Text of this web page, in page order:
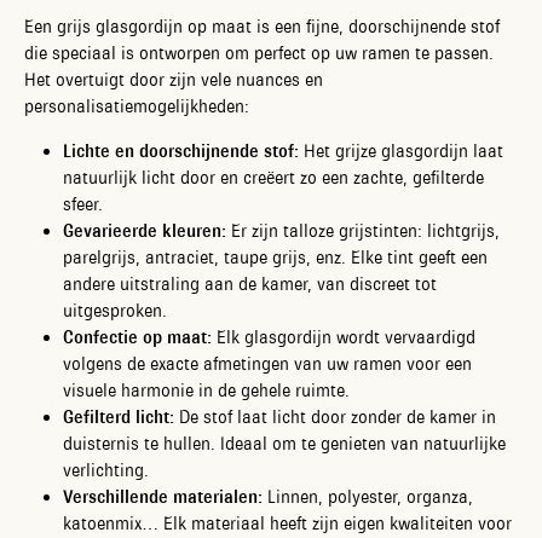
Een grijs glasgordijn op maat is een fijne, doorschijnende stof
die speciaal is ontworpen om perfect op uw ramen te passen.
Het overtuigt door zijn vele nuances en
personalisatiemogelijkheden:
Lichte en doorschijnende stof: Het grijze glasgordijn laat
natuurlijk licht door en creëert zo een zachte, gefilterde
sfeer.
Gevarieerde kleuren: Er zijn talloze grijstinten: lichtgrijs,
parelgrijs, antraciet, taupe grijs, enz. Elke tint geeft een
andere uitstraling aan de kamer, van discreet tot
uitgesproken.
Confectie op maat: Elk glasgordijn wordt vervaardigd
volgens de exacte afmetingen van uw ramen voor een
visuele harmonie in de gehele ruimte.
Gefilterd licht: De stof laat licht door zonder de kamer in
duisternis te hullen. Ideaal om te genieten van natuurlijke
verlichting.
Verschillende materialen: Linnen, polyester, organza,
katoenmix… Elk materiaal heeft zijn eigen kwaliteiten voor